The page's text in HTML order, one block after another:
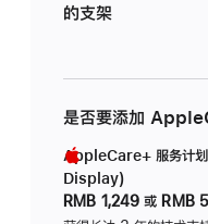
的支架
是否要添加
AppleCare+ 服务计
Display)
RMB 1,249 或 RMB